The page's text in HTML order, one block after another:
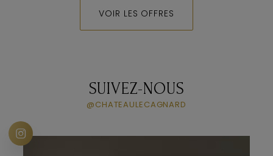
VOIR LES OFFRES
SUIVEZ-NOUS
@CHATEAULECAGNARD